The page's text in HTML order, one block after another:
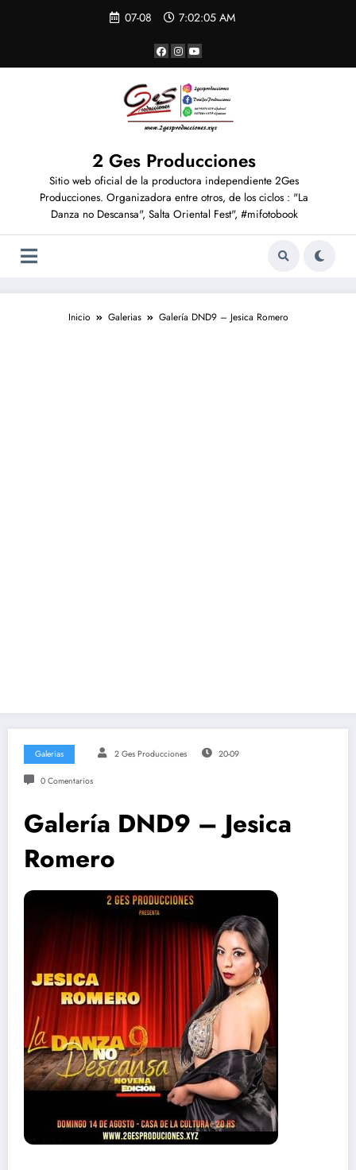
07-08 7:02:06 AM
2 Ges Producciones
Sitio web oficial de la productora independiente 2Ges
Producciones. Organizadora entre otros, de los ciclos : "La
Danza no Descansa", Salta Oriental Fest", #mifotobook
Inicio Galerias Galería DND9 – Jesica Romero
Galerias 2 Ges Producciones 20-09
0 Comentarios
Galería DND9 – Jesica
Romero